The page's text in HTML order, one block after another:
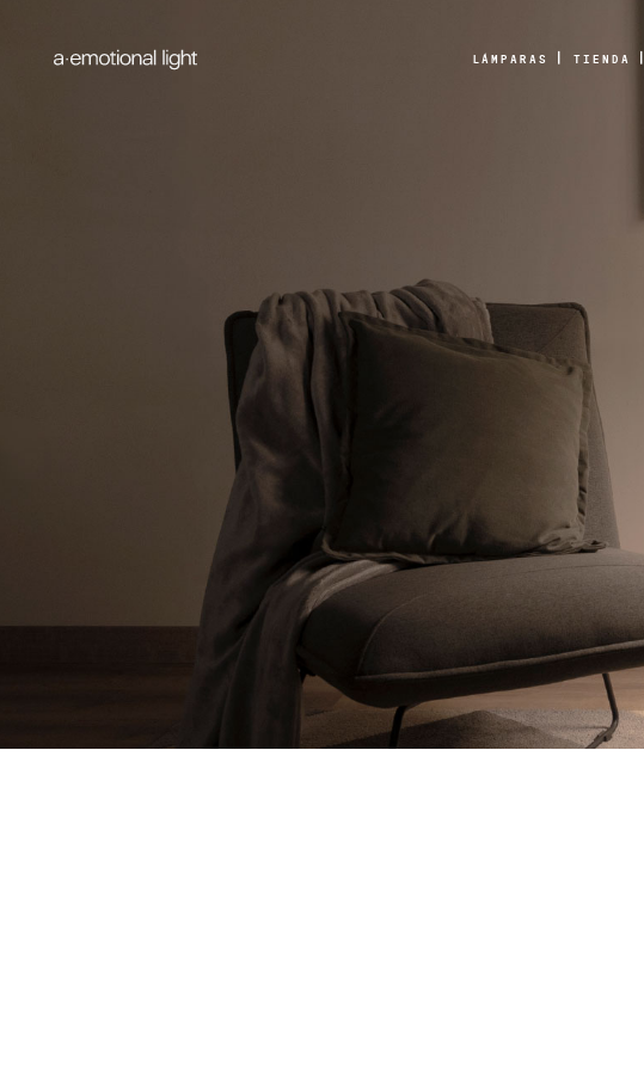
LÁMPARAS TIENDA